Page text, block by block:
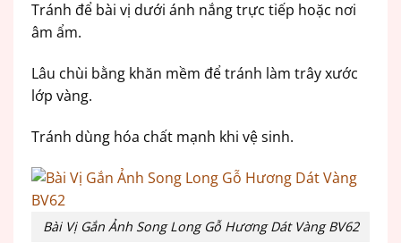
Tránh để bài vị dưới ánh nắng trực tiếp hoặc nơi
âm ẩm.
Lâu chùi bằng khăn mềm để tránh làm trây xước
lớp vàng.
Tránh dùng hóa chất mạnh khi vệ sinh.
Bài Vị Gắn Ảnh Song Long Gỗ Hương Dát Vàng BV62